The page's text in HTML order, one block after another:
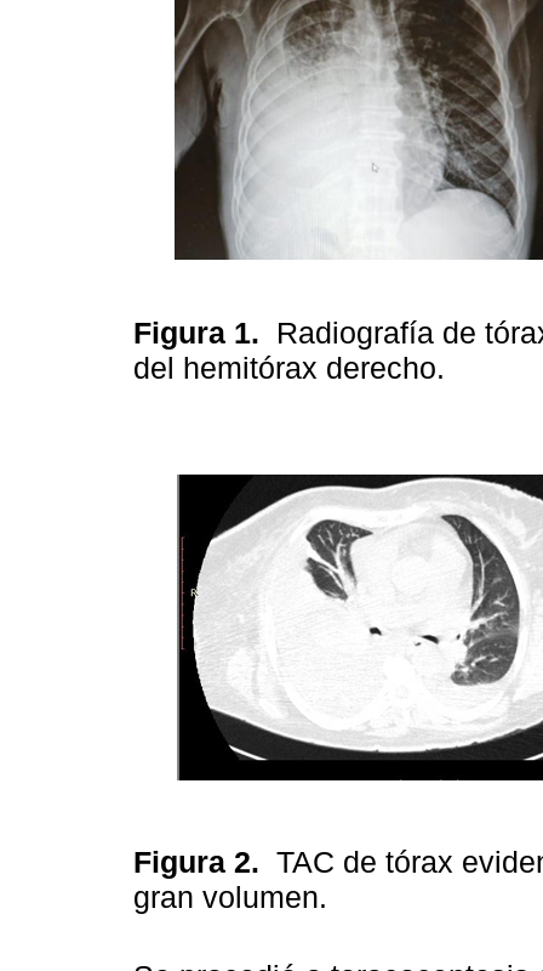
Figura 1. Radiografía de
del hemitórax derecho.
Figura 2. TAC de tórax
gran volumen.